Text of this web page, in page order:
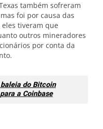
também sofreram
foi por causa das
tiveram que
outros mineradores
por conta da
do Bitcoin
a Coinbase